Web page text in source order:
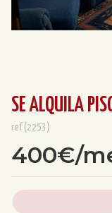
SE ALQUILA
ref(2253)
400€/